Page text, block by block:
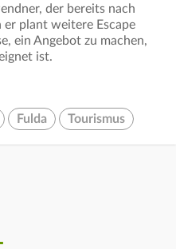
der bereits nach
plant weitere Escape
ein Angebot zu machen,
ist.
Fulda Tourismus